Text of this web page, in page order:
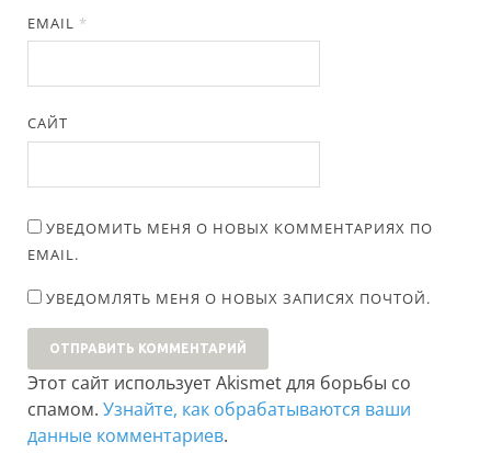
EMAIL *
САЙТ
УВЕДОМИТЬ МЕНЯ О НОВЫХ КОММЕНТАРИЯХ ПО
EMAIL.
УВЕДОМЛЯТЬ МЕНЯ О НОВЫХ ЗАПИСЯХ ПОЧТОЙ.
Этот сайт использует Akismet для борьбы со
спамом. Узнайте, как обрабатываются ваши
данные комментариев.